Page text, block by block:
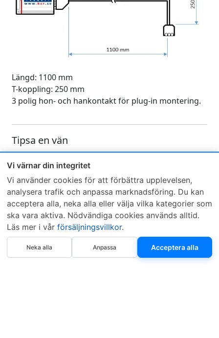
Vi värnar din integritet
Vi använder cookies för att förbättra upplevelsen,
analysera trafik och anpassa marknadsföring. Du kan
acceptera alla, neka alla eller välja vilka kategorier som
ska vara aktiva. Nödvändiga cookies används alltid.
Läs mer i vår försäljningsvillkor.
Neka alla Anpassa Acceptera alla
Köp nu
Längd: 1100 mm
T-koppling: 250 mm
3 polig hon- och hankontakt för plug-in montering.
Tipsa en vän
Skicka ett e-mail och tipsa en vän om denna produkt
Sveriges mest sålda dieselbox
Kontakta KCR
Om KCR/Garantier
Återförsäljare
Sök KCR-box